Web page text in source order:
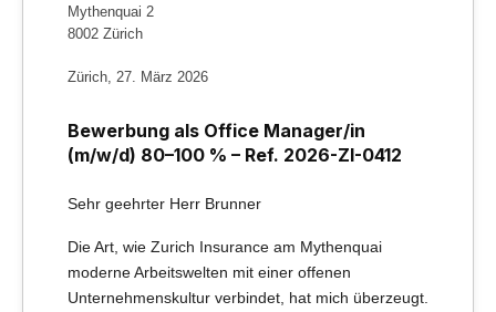
Mythenquai 2
8002 Zürich
Zürich, 27. März 2026
Bewerbung als Office Manager/in
(m/w/d) 80–100 % – Ref. 2026-ZI-0412
Sehr geehrter Herr Brunner
Die Art, wie Zurich Insurance am Mythenquai
moderne Arbeitswelten mit einer offenen
Unternehmenskultur verbindet, hat mich überzeugt.